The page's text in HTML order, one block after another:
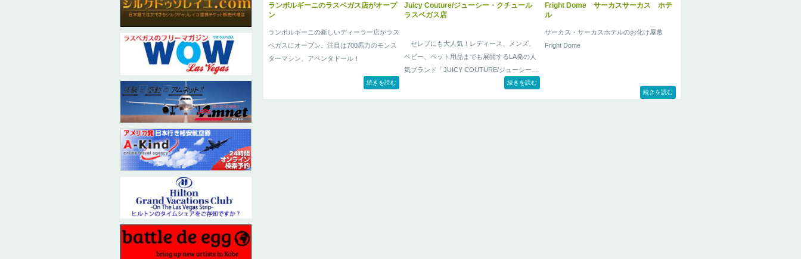
ランボルギーニのラスベガス店がオープ
ン
ランボルギーニの新しいディーラー店がラス
ベガスにオープン。注目は700馬力のモンス
ターマシン、アベンタドール！
続きを読む
Juicy Couture/ジューシー・クチュール
ラスベガス店
セレブにも大人気！レディース、メンズ、
ベビー、ペット用品までも展開するLA発の人
気ブランド「JUICY COUTURE/ジューシー・
続きを読む
Fright Dome サーカスサーカス ホテ
ル
サーカス・サーカスホテルのお化け屋敷
Fright Dome
続きを読む